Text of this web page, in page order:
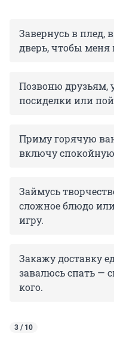
Завернусь в плед,
дверь, чтобы меня
Позвоню
посиделки или
Приму горячую
включу
Займусь
сложное блюдо
игру.
Закажу доставку
завалюсь спать —
кого.
3 / 10